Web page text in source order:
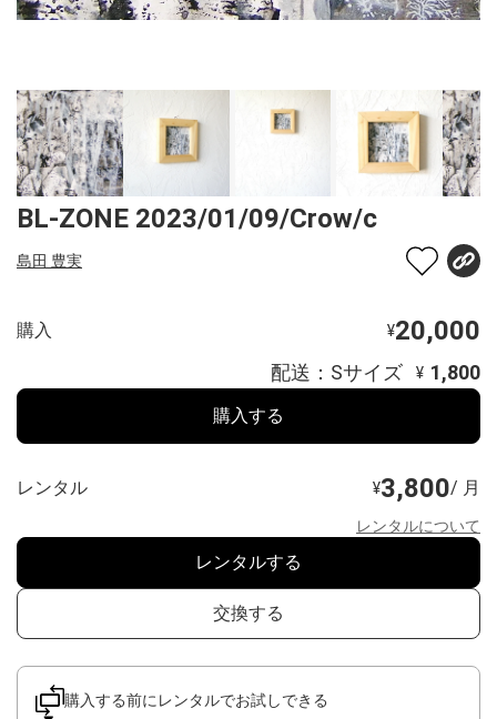
BL-ZONE 2023/01/09/Crow/c
島田 豊実
購入 ¥20,000
配送：Sサイズ ¥ 1,800
購入する
レンタル ¥3,800/ 月
レンタルについて
レンタルする
交換する
購入する前にレンタルでお試しできる